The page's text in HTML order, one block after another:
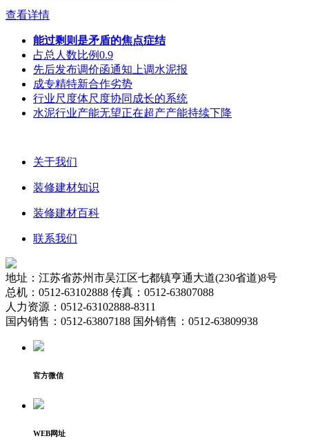
查看详情
能过剩则是矛盾的焦点症结
占总人数比例0.9
先后发布调价函通知上调水泥报
成专精特新合作劣势
行业尺度体尺度协同成长的系统
水泥行业产能无望正在超产产能持续下降
关于我们
装修建材知识
装修建材百科
联系我们
地址：江苏省苏州市吴江区七都镇亨通大道(230省道)8号
总机：0512-63102888 传真：0512-63807088
人力资源：0512-63102888-8311
国内销售：0512-63807188 国外销售：0512-63809938
官方微信
WEB网址